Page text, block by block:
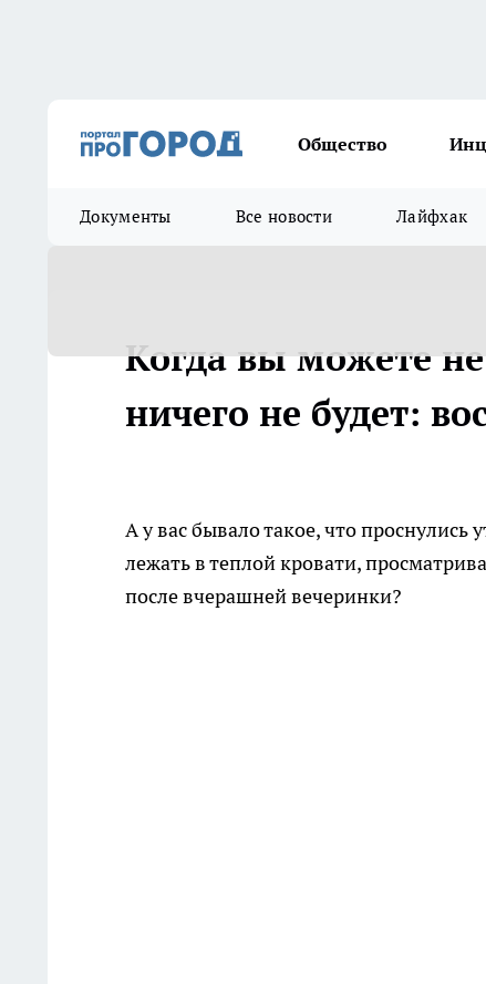
Общество
Документы Все новости Лайфхак
Когда вы можете
ничего не будет:
А у вас бывало такое, что проснулись
лежать в теплой кровати,
после вчерашней вечеринки?